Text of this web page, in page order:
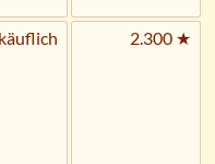
2.300 ★